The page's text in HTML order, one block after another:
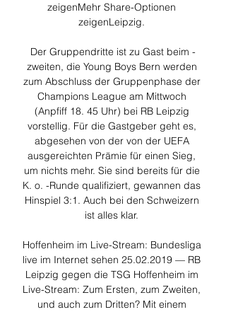
zeigenMehr Share-Optionen
zeigenLeipzig.
Der Gruppendritte ist zu Gast beim -
zweiten, die Young Boys Bern werden
zum Abschluss der Gruppenphase der
Champions League am Mittwoch
(Anpfiff 18. 45 Uhr) bei RB Leipzig
vorstellig. Für die Gastgeber geht es,
abgesehen von der von der UEFA
ausgereichten Prämie für einen Sieg,
um nichts mehr. Sie sind bereits für die
K. o. -Runde qualifiziert, gewannen das
Hinspiel 3:1. Auch bei den Schweizern
ist alles klar.
Hoffenheim im Live-Stream: Bundesliga
live im Internet sehen 25.02.2019 — RB
Leipzig gegen die TSG Hoffenheim im
Live-Stream: Zum Ersten, zum Zweiten,
und auch zum Dritten? Mit einem